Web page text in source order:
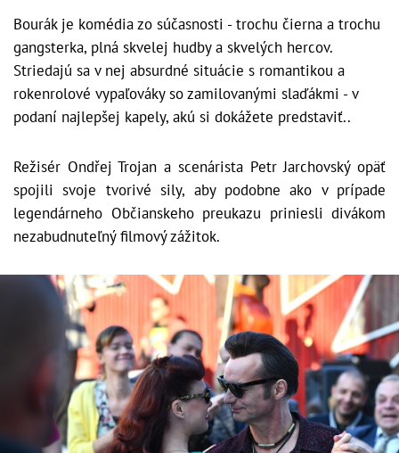
Bourák je komédia zo súčasnosti - trochu čierna a trochu
gangsterka, plná skvelej hudby a skvelých hercov.
Striedajú sa v nej absurdné situácie s romantikou a
rokenrolové vypaľováky so zamilovanými slaďákmi - v
podaní najlepšej kapely, akú si dokážete predstaviť..
Režisér Ondřej Trojan a scenárista Petr Jarchovský opäť
spojili svoje tvorivé sily, aby podobne ako v prípade
legendárneho Občianskeho preukazu priniesli divákom
nezabudnuteľný filmový zážitok.